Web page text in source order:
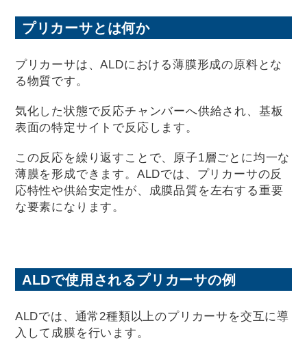
プリカーサとは何か
プリカーサは、ALDにおける薄膜形成の原料とな
る物質です。
気化した状態で反応チャンバーへ供給され、基板
表面の特定サイトで反応します。
この反応を繰り返すことで、原子1層ごとに均一な
薄膜を形成できます。ALDでは、プリカーサの反
応特性や供給安定性が、成膜品質を左右する重要
な要素になります。
ALDで使用されるプリカーサの例
ALDでは、通常2種類以上のプリカーサを交互に導
入して成膜を行います。